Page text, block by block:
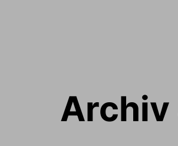
Archiv